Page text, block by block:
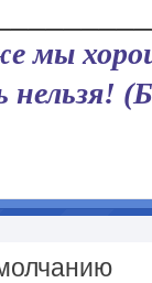
мы